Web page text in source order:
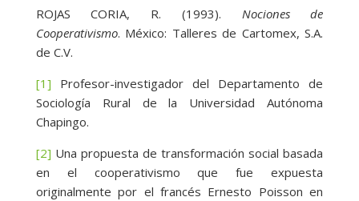
ROJAS CORIA, R. (1993). Nociones de
Cooperativismo. México: Talleres de Cartomex, S.A.
de C.V.
[1] Profesor-investigador del Departamento de
Sociología Rural de la Universidad Autónoma
Chapingo.
[2] Una propuesta de transformación social basada
en el cooperativismo que fue expuesta
originalmente por el francés Ernesto Poisson en